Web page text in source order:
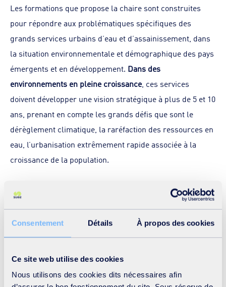
Consentement Détails À propos des cookies
Ce site web utilise des cookies
Nous utilisons des cookies dits nécessaires afin
Les formations que propose la chaire sont construites
pour répondre aux problématiques spécifiques des
grands services urbains d’eau et d’assainissement, dans
la situation environnementale et démographique des pays
émergents et en développement. Dans des
environnements en pleine croissance, ces services
doivent développer une vision stratégique à plus de 5 et 10
ans, prenant en compte les grands défis que sont le
dérèglement climatique, la raréfaction des ressources en
eau, l’urbanisation extrêmement rapide associée à la
croissance de la population.
La Chaire est dédiée aux professionnels jouant un rôle
changement dans le secteur de l’eau et de
l’assainissement. Elle contribue ainsi à l’atteinte des ODD,
L’accroissement des compétences des dirigeants des